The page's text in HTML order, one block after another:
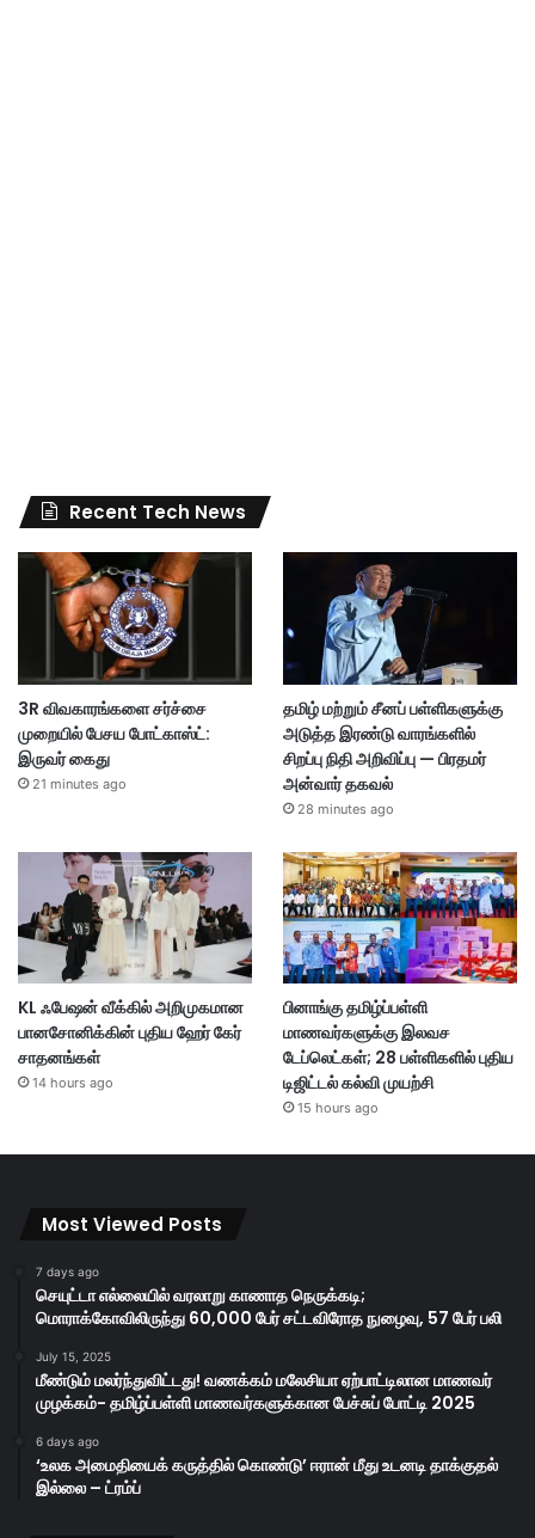
Recent Tech News
3R விவகாரங்களை சர்ச்சை
முறையில் பேசய போட்காஸ்ட்:
இருவர் கைது
21 minutes ago
தமிழ் மற்றும் சீனப் பள்ளிகளுக்கு
அடுத்த இரண்டு வாரங்களில்
சிறப்பு நிதி அறிவிப்பு — பிரதமர்
அன்வார் தகவல்
28 minutes ago
KL ஃபேஷன் வீக்கில் அறிமுகமான
பானசோனிக்கின் புதிய ஹேர் கேர்
சாதனங்கள்
14 hours ago
பினாங்கு தமிழ்ப்பள்ளி
மாணவர்களுக்கு இலவச
டேப்லெட்கள்; 28 பள்ளிகளில் புதிய
டிஜிட்டல் கல்வி முயற்சி
15 hours ago
Most Viewed Posts
7 days ago
செயுட்டா எல்லையில் வரலாறு காணாத நெருக்கடி;
மொராக்கோவிலிருந்து 60,000 பேர் சட்டவிரோத நுழைவு, 57 பேர் பலி
July 15, 2025
மீண்டும் மலர்ந்துவிட்டது! வணக்கம் மலேசியா ஏற்பாட்டிலான மாணவர்
முழக்கம்- தமிழ்ப்பள்ளி மாணவர்களுக்கான பேச்சுப் போட்டி 2025
6 days ago
‘உலக அமைதியைக் கருத்தில் கொண்டு’ ஈரான் மீது உடனடி தாக்குதல்
இல்லை – ட்ரம்ப்